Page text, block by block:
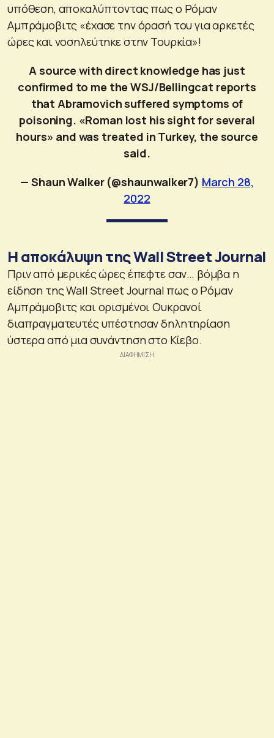
υπόθεση, αποκαλύπτοντας πως ο Ρόμαν
Αμπράμοβιτς «έχασε την όρασή του για αρκετές
ώρες και νοσηλεύτηκε στην Τουρκία»!
A source with direct knowledge has just
confirmed to me the WSJ/Bellingcat reports
that Abramovich suffered symptoms of
poisoning. «Roman lost his sight for several
hours» and was treated in Turkey, the source
said.
— Shaun Walker (@shaunwalker7) March 28,
2022
Η αποκάλυψη της Wall Street Journal
Πριν από μερικές ώρες έπεφτε σαν… βόμβα η
είδηση της Wall Street Journal πως ο Ρόμαν
Αμπράμοβιτς και ορισμένοι Ουκρανοί
διαπραγματευτές υπέστησαν δηλητηρίαση
ύστερα από μια συνάντηση στο Κίεβο.